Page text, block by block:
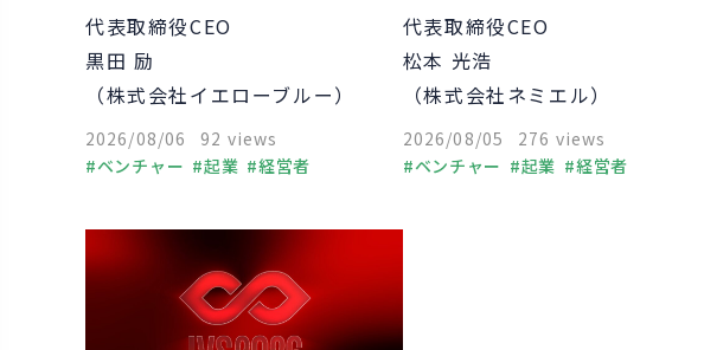
代表取締役CEO
黒田 励
（株式会社イエローブルー）
2026/08/06
92 views
ベンチャー
起業
経営者
代表取締役CEO
松本 光浩
（株式会社ネミエル）
2026/08/05
276 views
ベンチャー
起業
経営者